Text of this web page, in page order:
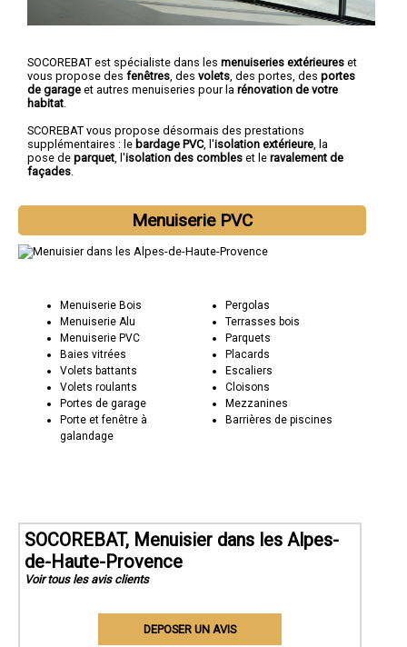
SOCOREBAT est spécialiste dans les menuiseries extérieures et
vous propose des fenêtres, des volets, des portes, des portes
de garage et autres menuiseries pour la rénovation de votre
habitat.
SCOREBAT vous propose désormais des prestations
supplémentaires : le bardage PVC, l'isolation extérieure, la
pose de parquet, l'isolation des combles et le ravalement de
façades.
Menuiserie PVC
Menuiserie Bois
Menuiserie Alu
Menuiserie PVC
Baies vitrées
Volets battants
Volets roulants
Portes de garage
Porte et fenêtre à
galandage
Pergolas
Terrasses bois
Parquets
Placards
Escaliers
Cloisons
Mezzanines
Barrières de piscines
SOCOREBAT, Menuisier dans les Alpes-
de-Haute-Provence
Voir tous les avis clients
DEPOSER UN AVIS